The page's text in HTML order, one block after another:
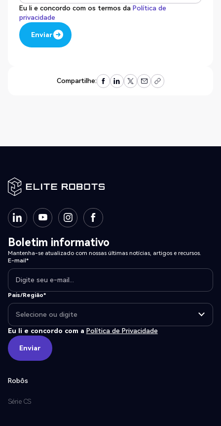
Eu li e concordo com os termos daPolítica de
privacidade
Enviar
Enviar
Compartilhe:
Boletim informativo
Mantenha-se atualizado com nossas últimas notícias, artigos e recursos.
E-mail*
País/Região*
Eu li e concordo com a Política de Privacidade
Enviar
Enviar
Robôs
Série CS